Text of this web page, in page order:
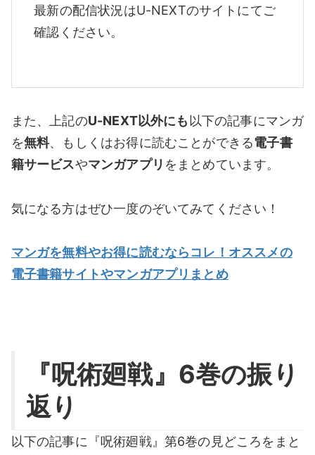
最新の配信状況はU-NEXTのサイトにてご
確認ください。
また、上記のU-NEXT以外にも 以下の記事にマンガ
を無料、もしくはお得に読むことができる電子書
籍サービスやマンガアプリ をまとめています。
気になる方はぜひ一度のぞいてみてください！
マンガを無料やお得に読むならコレ！オススメの
電子書籍サイトやマンガアプリまとめ
『呪術廻戦』6巻の振り
返り
以下の記事に『呪術廻戦』第6巻の見どころをまと